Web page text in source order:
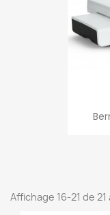
Affichage 16-21 de